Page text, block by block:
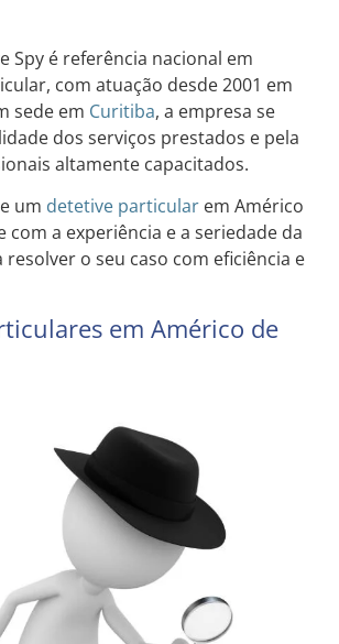
Spy é referência nacional em
com atuação desde 2001 em
sede em Curitiba, a empresa se
dos serviços prestados e pela
altamente capacitados.
um detetive particular em Américo
com a experiência e a seriedade da
resolver o seu caso com eficiência e
em Américo de